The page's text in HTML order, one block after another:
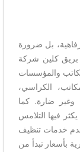
بل ضرورة
بريق كلين شركة
والمؤسسات
الكراسي،
وغير ضارة. كما
فيها التلامس
خدمات تنظيف
بأسعار تبدأ من